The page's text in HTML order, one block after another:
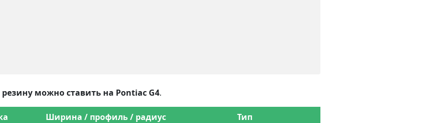
можно ставить на Pontiac G4.
Ширина / профиль / радиус
Тип